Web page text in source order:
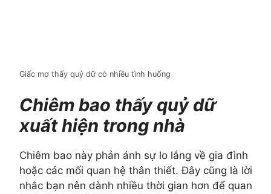
Giấc mơ thấy quỷ dữ có nhiều tình huống
Chiêm bao thấy quỷ dữ
xuất hiện trong nhà
Chiêm bao này phản ánh sự lo lắng về gia đình
hoặc các mối quan hệ thân thiết. Đây cũng là lời
nhắc bạn nên dành nhiều thời gian hơn để quan